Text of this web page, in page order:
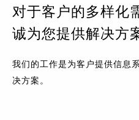
对于客户的多样化
诚为您提供解决方
我们的工作是为客户提供信息
决方案。